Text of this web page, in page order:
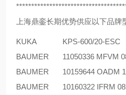
上海鼎銮长期优势供应以下品牌
KUKA
KPS-600/20-ESC
BAUMER
11050336 MFVM
BAUMER
10159644 OADM
BAUMER
10160322 IFRM